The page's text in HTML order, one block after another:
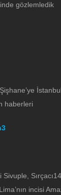
gözlemledik
haberleri
Sivuple,
incisi